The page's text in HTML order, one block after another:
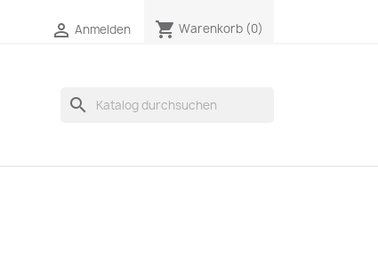
 Anmelden shopping_cart Warenkorb (0)
search